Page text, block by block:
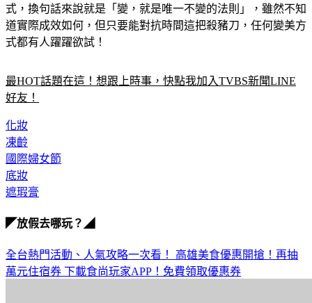
式，換句話來說就是「變，就是唯一不變的法則」，雖然不知
道實際成效如何，但只要能對抗時間這把殺豬刀，任何變美方
式都有人躍躍欲試！
最HOT話題在這！想跟上時事，快點我加入TVBS新聞LINE
好友！
化妝
凍齡
國際婦女節
底妝
遮瑕膏
◤放假去哪玩？◢
全台熱門活動、人氣攻略一次看！ 高雄美食優惠開搶！再抽
萬元住宿券 下載食尚玩家APP！免費領取優惠券